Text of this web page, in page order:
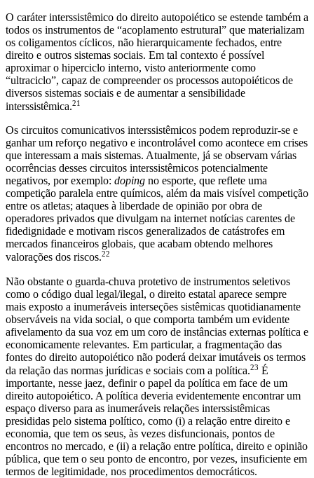
O caráter interssistêmico do direito autopoiético se estende também a
todos os instrumentos de “acoplamento estrutural” que materializam
os coligamentos cíclicos, não hierarquicamente fechados, entre
direito e outros sistemas sociais. Em tal contexto é possível
aproximar o hiperciclo interno, visto anteriormente como
“ultraciclo”, capaz de compreender os processos autopoiéticos de
diversos sistemas sociais e de aumentar a sensibilidade
interssistêmica.21
Os circuitos comunicativos interssistêmicos podem reproduzir-se e
ganhar um reforço negativo e incontrolável como acontece em crises
que interessam a mais sistemas. Atualmente, já se observam várias
ocorrências desses circuitos interssistêmicos potencialmente
negativos, por exemplo: doping no esporte, que reflete uma
competição paralela entre químicos, além da mais visível competição
entre os atletas; ataques à liberdade de opinião por obra de
operadores privados que divulgam na internet notícias carentes de
fidedignidade e motivam riscos generalizados de catástrofes em
mercados financeiros globais, que acabam obtendo melhores
valorações dos riscos.22
Não obstante o guarda-chuva protetivo de instrumentos seletivos
como o código dual legal/ilegal, o direito estatal aparece sempre
mais exposto a inumeráveis interseções sistêmicas quotidianamente
observáveis na vida social, o que comporta também um evidente
afivelamento da sua voz em um coro de instâncias externas política e
economicamente relevantes. Em particular, a fragmentação das
fontes do direito autopoiético não poderá deixar imutáveis os termos
da relação das normas jurídicas e sociais com a política.23 É
importante, nesse jaez, definir o papel da política em face de um
direito autopoiético. A política deveria evidentemente encontrar um
espaço diverso para as inumeráveis relações interssistêmicas
presididas pelo sistema político, como (i) a relação entre direito e
economia, que tem os seus, às vezes disfuncionais, pontos de
encontros no mercado, e (ii) a relação entre política, direito e opinião
pública, que tem o seu ponto de encontro, por vezes, insuficiente em
termos de legitimidade, nos procedimentos democráticos.